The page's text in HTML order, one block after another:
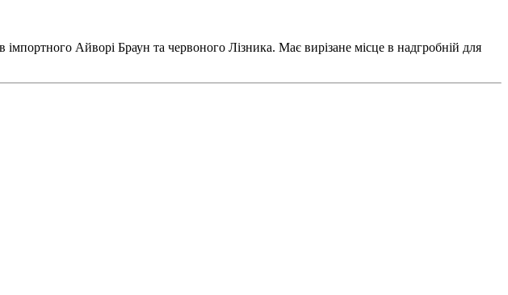
Айворі Браун та червоного Лізника. Має вирізане місце в надгробній для